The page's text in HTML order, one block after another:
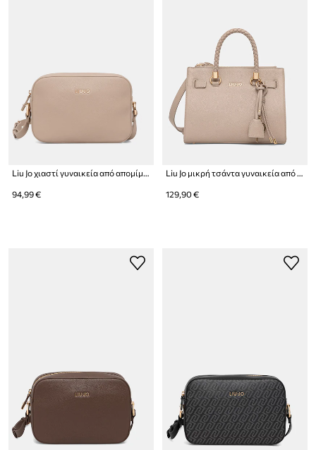
Liu Jo χιαστί γυναικεία από απομίμηση δέρματος
94,99 €
Liu Jo μικρή τσάντα γυναικεία από απομίμηση δέρματος
129,90 €